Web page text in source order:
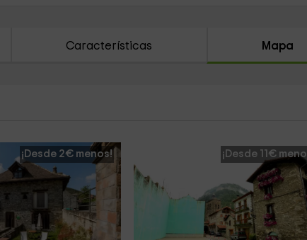
Características Mapa
¡Desde 2€ menos! ¡Desde 11€